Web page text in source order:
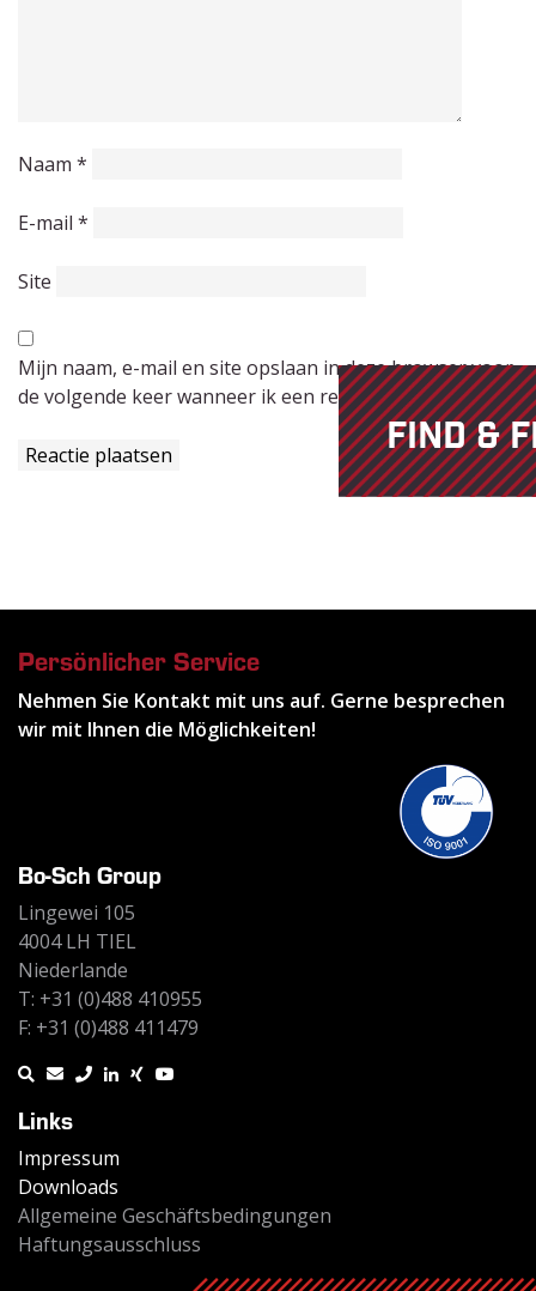
FIND &
Naam *
E-mail *
Site
Mijn naam, e-mail en site opslaan in deze browser voor
de volgende keer wanneer ik een reactie plaats.
Persönlicher Service
Nehmen Sie Kontakt mit uns auf. Gerne besprechen
wir mit Ihnen die Möglichkeiten!
Bo-Sch Group
Lingewei 105
4004 LH TIEL
Niederlande
T: +31 (0)488 410955
F: +31 (0)488 411479
Links
Impressum
Downloads
Allgemeine Geschäftsbedingungen
Haftungsausschluss